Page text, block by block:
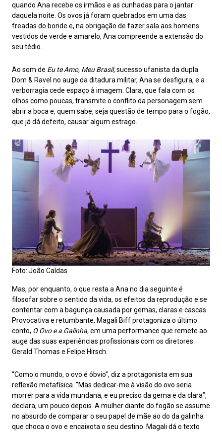
quando Ana recebe os irmãos e as cunhadas para o jantar
daquela noite. Os ovos já foram quebrados em uma das
freadas do bonde e, na obrigação de fazer sala aos homens
vestidos de verde e amarelo, Ana compreende a extensão do
seu tédio.
Ao som de Eu te Amo, Meu Brasil,sucesso ufanista da dupla
Dom & Ravel no auge da ditadura militar, Ana se desfigura, e a
verborragia cede espaço à imagem. Clara, que fala com os
olhos como poucas, transmite o conflito da personagem sem
abrir a boca e, quem sabe, seja questão de tempo para o fogão,
que já dá defeito, causar algum estrago.
Foto: João Caldas
Mas, por enquanto, o que resta a Ana no dia seguinte é
filosofar sobre o sentido da vida, os efeitos da reprodução e se
contentar com a bagunça causada por gemas, claras e cascas.
Provocativa e retumbante, Magali Biff protagoniza o último
conto, O Ovo e a Galinha,em uma performance que remete ao
auge das suas experiências profissionais com os diretores
Gerald Thomas e Felipe Hirsch.
“Como o mundo, o ovo é óbvio”, diz a protagonista em sua
reflexão metafísica. “Mas dedicar-me à visão do ovo seria
morrer para a vida mundana, e eu preciso da gema e da clara”,
declara, um pouco depois. A mulher diante do fogão se assume
no absurdo de comparar o seu papel de mãe ao do da galinha
que choca o ovo e encaixota o seu destino. Magali dá o texto